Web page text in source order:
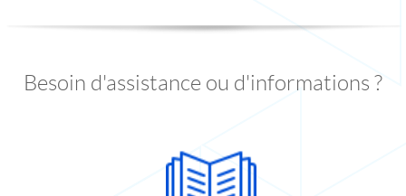
Besoin d'assistance ou d'informations ?